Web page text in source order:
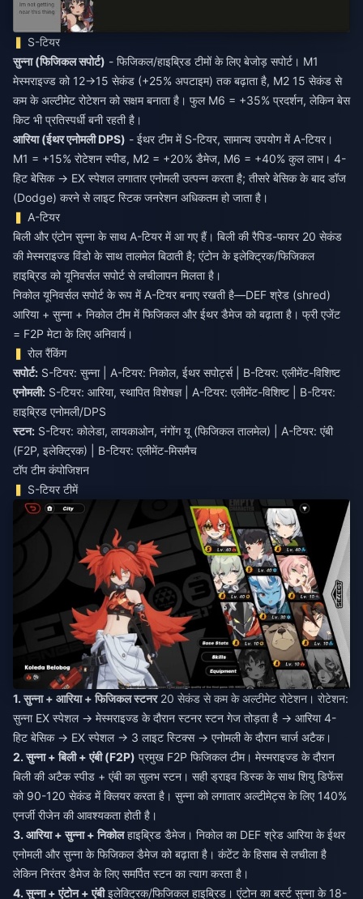
S-टियर
सुन्ना (फिजिकल सपोर्ट) - फिजिकल/हाइब्रिड टीमों के लिए बेजोड़ सपोर्ट। M1
मेस्मराइज्ड को 12→15 सेकंड (+25% अपटाइम) तक बढ़ाता है, M2 15 सेकंड से
कम के अल्टीमेट रोटेशन को सक्षम बनाता है। फुल M6 = +35% प्रदर्शन, लेकिन बेस
किट भी प्रतिस्पर्धी बनी रहती है।
आरिया (ईथर एनोमली DPS) - ईथर टीम में S-टियर, सामान्य उपयोग में A-टियर।
M1 = +15% रोटेशन स्पीड, M2 = +20% डैमेज, M6 = +40% कुल लाभ। 4-
हिट बेसिक → EX स्पेशल लगातार एनोमली उत्पन्न करता है; तीसरे बेसिक के बाद डॉज
(Dodge) करने से लाइट स्टिक जनरेशन अधिकतम हो जाता है।
A-टियर
बिली और एंटोन सुन्ना के साथ A-टियर में आ गए हैं। बिली की रैपिड-फायर 20 सेकंड
की मेस्मराइज्ड विंडो के साथ तालमेल बिठाती है; एंटोन के इलेक्ट्रिक/फिजिकल
हाइब्रिड को यूनिवर्सल सपोर्ट से लचीलापन मिलता है।
निकोल यूनिवर्सल सपोर्ट के रूप में A-टियर बनाए रखती है—DEF श्रेड (shred)
आरिया + सुन्ना + निकोल टीम में फिजिकल और ईथर डैमेज को बढ़ाता है। फ्री एजेंट
= F2P मेटा के लिए अनिवार्य।
रोल रैंकिंग
सपोर्ट: S-टियर: सुन्ना | A-टियर: निकोल, ईथर सपोर्ट्स | B-टियर: एलीमेंट-विशिष्ट
एनोमली: S-टियर: आरिया, स्थापित विशेषज्ञ | A-टियर: एलीमेंट-विशिष्ट | B-टियर:
हाइब्रिड एनोमली/DPS
स्टन: S-टियर: कोलेडा, लायकाओन, नंगोंग यू (फिजिकल तालमेल) | A-टियर: एंबी
(F2P, इलेक्ट्रिक) | B-टियर: एलीमेंट-मिसमैच
टॉप टीम कंपोजिशन
S-टियर टीमें
1. सुन्ना + आरिया + फिजिकल स्टनर20 सेकंड से कम के अल्टीमेट रोटेशन। रोटेशन:
सुन्ना EX स्पेशल → मेस्मराइज्ड के दौरान स्टनर स्टन गेज तोड़ता है → आरिया 4-
हिट बेसिक → EX स्पेशल → 3 लाइट स्टिक्स → एनोमली के दौरान चार्ज अटैक।
2. सुन्ना + बिली + एंबी (F2P) प्रमुख F2P फिजिकल टीम। मेस्मराइज्ड के दौरान
बिली की अटैक स्पीड + एंबी का सुलभ स्टन। सही ड्राइव डिस्क के साथ शियु डिफेंस
को 90-120 सेकंड में क्लियर करता है। सुन्ना को लगातार अल्टीमेट्स के लिए 140%
एनर्जी रीजेन की आवश्यकता होती है।
3. आरिया + सुन्ना + निकोलहाइब्रिड डैमेज। निकोल का DEF श्रेड आरिया के ईथर
एनोमली और सुन्ना के फिजिकल डैमेज को बढ़ाता है। कंटेंट के हिसाब से लचीला है
लेकिन निरंतर डैमेज के लिए समर्पित स्टन का त्याग करता है।
4. सुन्ना + एंटोन + एंबीइलेक्ट्रिक/फिजिकल हाइब्रिड। एंटोन का बर्स्ट सुन्ना के 18-